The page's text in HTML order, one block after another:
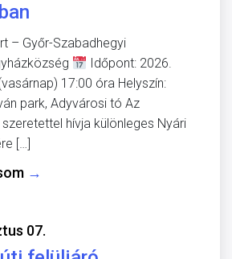
– Győr-Szabadhegyi
Időpont: 2026.
17:00 óra Helyszín:
park, Adyvárosi tó Az
hívja különleges Nyári
[…]
→
07.